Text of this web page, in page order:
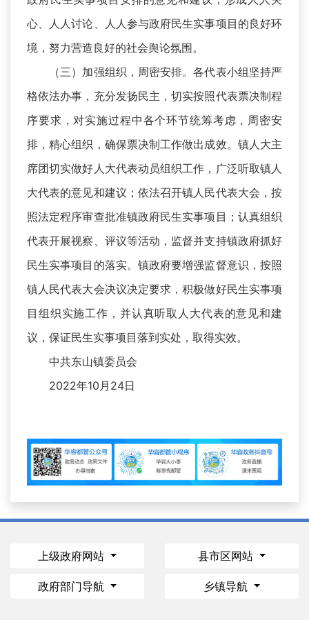
心、人人讨论、人人参与政府民生实事项目的良好环
境，努力营造良好的社会舆论氛围。
（三）加强组织，周密安排。各代表小组坚持严
格依法办事，充分发扬民主，切实按照代表票决制程
序要求，对实施过程中各个环节统筹考虑，周密安
排，精心组织，确保票决制工作做出成效。镇人大主
席团切实做好人大代表动员组织工作，广泛听取镇人
大代表的意见和建议；依法召开镇人民代表大会，按
照法定程序审查批准镇政府民生实事项目；认真组织
代表开展视察、评议等活动，监督并支持镇政府抓好
民生实事项目的落实。镇政府要增强监督意识，按照
镇人民代表大会决议决定要求，积极做好民生实事项
目组织实施工作，并认真听取人大代表的意见和建
议，保证民生实事项目落到实处，取得实效。
中共东山镇委员会
2022年10月24日
上级政府网站 县市区网站
政府部门导航 乡镇导航